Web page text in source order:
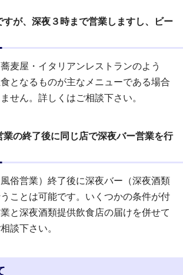
が、深夜３時まで営業しますし、ビー
麦屋・イタリアンレストランのよう
となるものが主なメニューである場合
せん。詳しくはご相談下さい。
の終了後に同じ店で深夜バー営業を行
俗営業）終了後に深夜バー（深夜酒類
ことは可能です。いくつかの条件が付
と深夜酒類提供飲食店の届けを併せて
談下さい。